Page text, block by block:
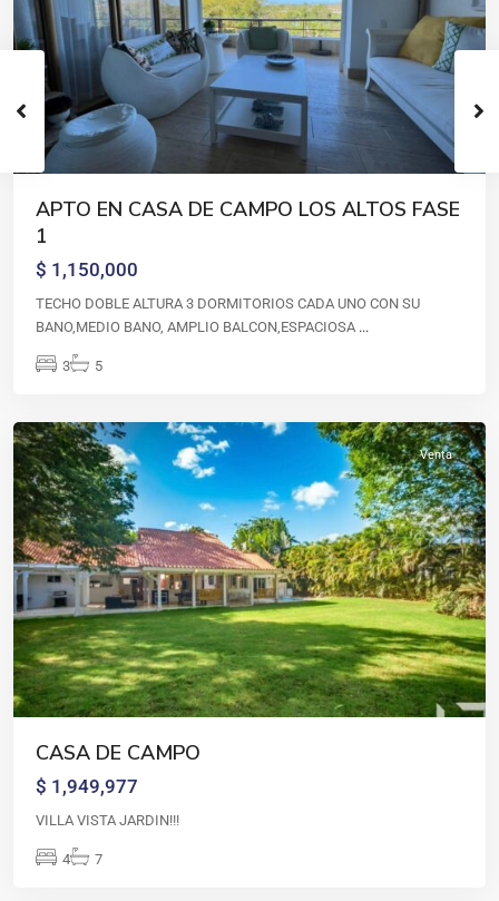
APTO EN CASA DE CAMPO LOS ALTOS FASE
1
$ 1,150,000
TECHO DOBLE ALTURA 3 DORMITORIOS CADA UNO CON SU
BANO,MEDIO BANO, AMPLIO BALCON,ESPACIOSA ...
3 5
CASA
DE
CAMPO,
Casa
de
La
Venta
CASA DE CAMPO
$ 1,949,977
VILLA VISTA JARDIN!!!
4 7
de